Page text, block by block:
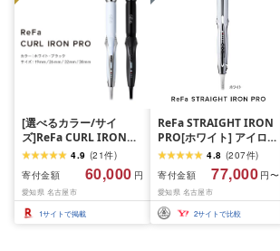
[選べるカラー/サイ
ズ]ReFa CURL IRON
PRO(ホワイト or ブラッ
ク/19mm・26mm・
32mm・38mm)| リフ
ァ カールアイロン 海外
対応 ヘアアイロン コテ
4.9 (21件)
寄付金額
60,000 円
愛知県 名古屋市
1サイトで掲載
ReFa STRAIGHT IRON
PRO[ホワイト] アイロン
家電 美容 リファ アイロ
4.8 (207件)
寄付金額
77,000 円〜
愛知県 名古屋市
2サイトで比較